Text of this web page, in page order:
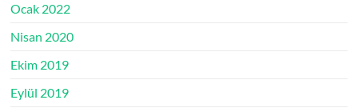
Ocak 2022
Nisan 2020
Ekim 2019
Eylül 2019